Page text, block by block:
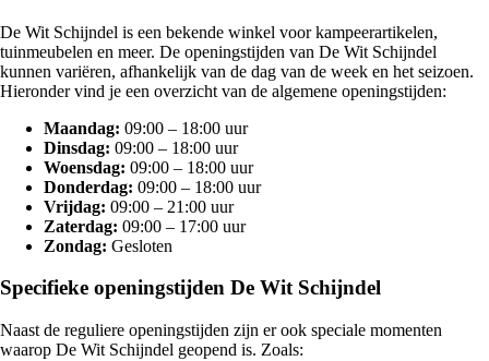
De Wit Schijndel is een bekende winkel voor kampeerartikelen,
tuinmeubelen en meer. De openingstijden van De Wit Schijndel
kunnen variëren, afhankelijk van de dag van de week en het seizoen.
Hieronder vind je een overzicht van de algemene openingstijden:
Maandag: 09:00 – 18:00 uur
Dinsdag: 09:00 – 18:00 uur
Woensdag: 09:00 – 18:00 uur
Donderdag: 09:00 – 18:00 uur
Vrijdag: 09:00 – 21:00 uur
Zaterdag: 09:00 – 17:00 uur
Zondag: Gesloten
Specifieke openingstijden De Wit Schijndel
Naast de reguliere openingstijden zijn er ook speciale momenten
waarop De Wit Schijndel geopend is. Zoals: